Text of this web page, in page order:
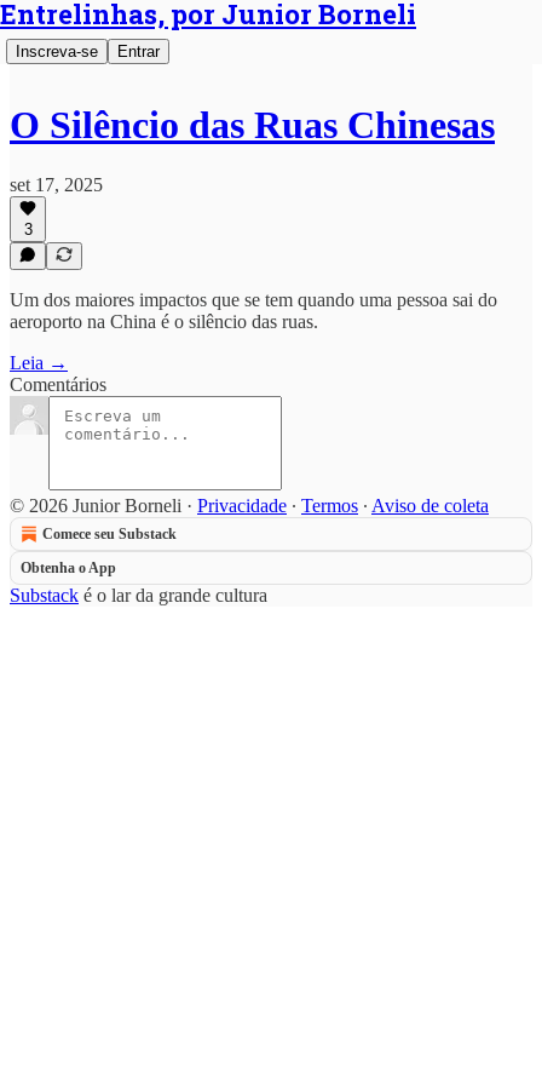
Entrelinhas, por Junior Borneli
Inscreva-se Entrar
O Silêncio das Ruas Chinesas
set 17, 2025
3
Um dos maiores impactos que se tem quando uma pessoa sai do
aeroporto na China é o silêncio das ruas.
Leia →
Comentários
© 2026 Junior Borneli · Privacidade ∙ Termos ∙ Aviso de coleta
Comece seu Substack
Obtenha o App
Substack é o lar da grande cultura